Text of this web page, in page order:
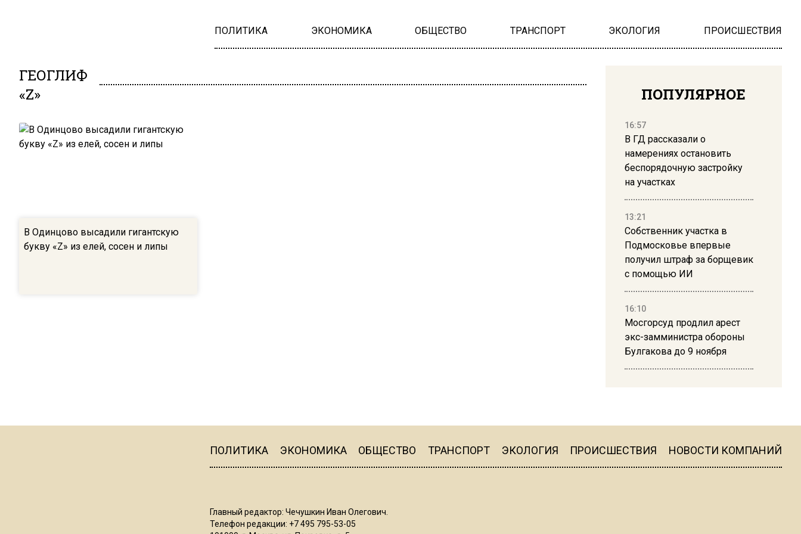
ПОЛИТИКА ЭКОНОМИКА ОБЩЕСТВО ТРАНСПОРТ ЭКОЛОГИЯ ПРОИСШЕСТВИЯ
ГЕОГЛИФ
«Z»
В Одинцово высадили гигантскую
букву «Z» из елей, сосен и липы
ПОПУЛЯРНОЕ
16:57
В ГД рассказали о
намерениях остановить
беспорядочную застройку
на участках
13:21
Собственник участка в
Подмосковье впервые
получил штраф за борщевик
с помощью ИИ
16:10
Мосгорсуд продлил арест
экс-замминистра обороны
Булгакова до 9 ноября
16:19
ПОЛИТИКА ЭКОНОМИКА ОБЩЕСТВО ТРАНСПОРТ ЭКОЛОГИЯ ПРОИСШЕСТВИЯ НОВОСТИ КОМПАНИЙ
Главный редактор: Чечушкин Иван Олегович.
Телефон редакции: +7 495 795-53-05